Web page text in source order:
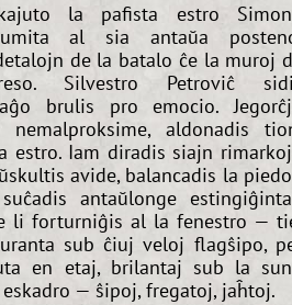
la pafista estro
al sia antaŭa
de la batalo ĉe la muroj
Silvestro Petroviĉ
brulis pro emocio.
nemalproksime, aldonadis
estro. Iam diradis siajn
avide, balancadis la
antaŭlonge
li forturniĝis al la fenestro —
sub ĉiuj veloj flagŝipo,
en etaj, brilantaj sub la
— ŝipoj, fregatoj, jaĥtoj.